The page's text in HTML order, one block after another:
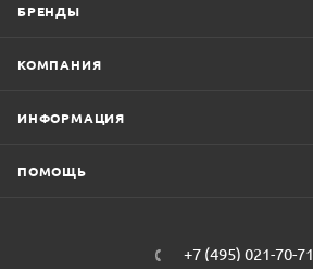
БРЕНДЫ
КОМПАНИЯ
ИНФОРМАЦИЯ
ПОМОЩЬ
+7 (495) 021-70-71